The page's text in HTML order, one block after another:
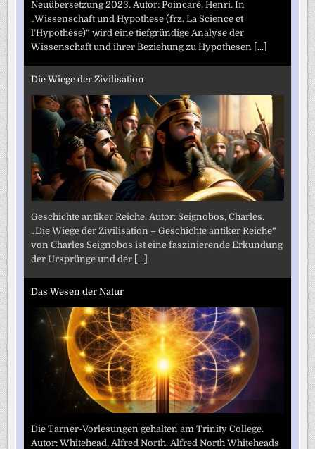
Neuübersetzung 2023. Autor: Poincaré, Henri. In
„Wissenschaft und Hypothese (frz. La Science et
l’Hypothèse)“ wird eine tiefgründige Analyse der
Wissenschaft und ihrer Beziehung zu Hypothesen [...]
Die Wiege der Zivilisation
Geschichte antiker Reiche. Autor: Seignobos, Charles.
„Die Wiege der Zivilisation – Geschichte antiker Reiche“
von Charles Seignobos ist eine faszinierende Erkundung
der Ursprünge und der [...]
Das Wesen der Natur
Die Tarner-Vorlesungen gehalten am Trinity College.
Autor: Whitehead, Alfred North. Alfred North Whiteheads